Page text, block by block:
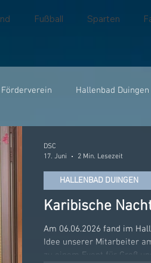
Fußball Sparten
Förderverein Hallenbad Duingen
Karibische
Am 06.06.2026 fand im
Idee unserer Mitarbeiter
zu einem Event für Groß
HALLENBAD DUINGEN
DSC
17. Juni
2 Min. Lesezeit